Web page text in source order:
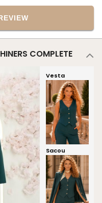
COMPLETE
Vesta
Sacou